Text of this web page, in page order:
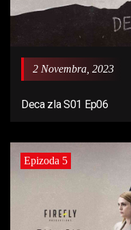
2 Novembra, 2023
Deca zla S01 Ep06
Epizoda 5